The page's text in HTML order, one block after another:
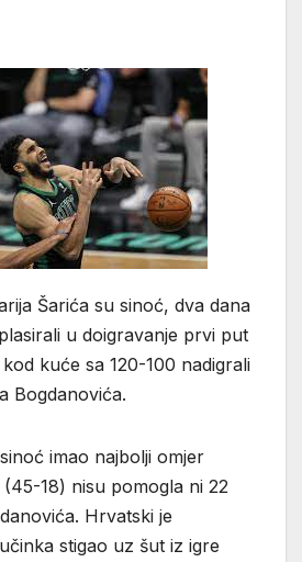
Šarića su sinoć, dva dana
u doigravanje prvi put
kod kuće sa 120-100 nadigrali
Bogdanovića.
imao najbolji omjer
18) nisu pomogla ni 22
Hrvatski je
stigao uz šut iz igre